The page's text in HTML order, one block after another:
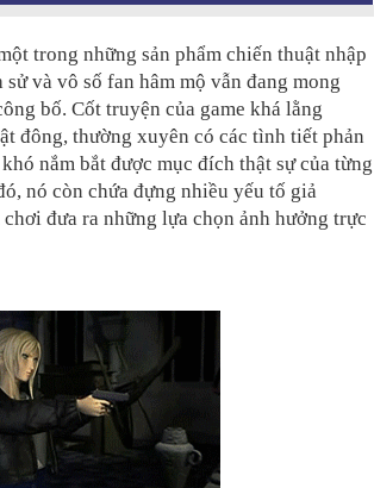
trong những sản phẩm chiến thuật nhập
và vô số fan hâm mộ vẫn đang mong
bố. Cốt truyện của game khá lằng
đông, thường xuyên có các tình tiết phản
nắm bắt được mục đích thật sự của từng
nó còn chứa đựng nhiều yếu tố giả
đưa ra những lựa chọn ảnh hưởng trực